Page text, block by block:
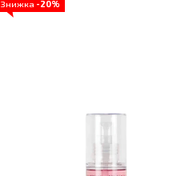
Знижка -20%